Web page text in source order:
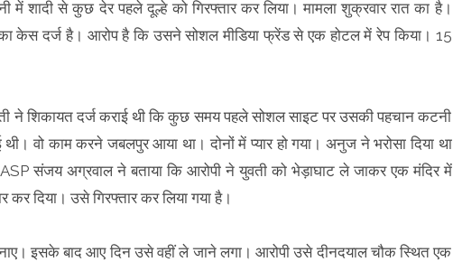
शादी से कुछ देर पहले दूल्हे को गिरफ्तार कर लिया। मामला शुक्रवार रात का है।
केस दर्ज है। आरोप है कि उसने सोशल मीडिया फ्रेंड से एक होटल में रेप किया। 15
ने शिकायत दर्ज कराई थी कि कुछ समय पहले सोशल साइट पर उसकी पहचान कटनी
वो काम करने जबलपुर आया था। दोनों में प्यार हो गया। अनुज ने भरोसा दिया था
संजय अग्रवाल ने बताया कि आरोपी ने युवती को भेड़ाघाट ले जाकर एक मंदिर में
कर दिया। उसे गिरफ्तार कर लिया गया है।
इसके बाद आए दिन उसे वहीं ले जाने लगा। आरोपी उसे दीनदयाल चौक स्थित एक